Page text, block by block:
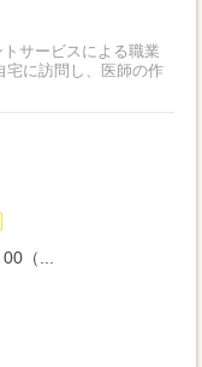
サービスによる職業
宅に訪問し、医師の作
（...